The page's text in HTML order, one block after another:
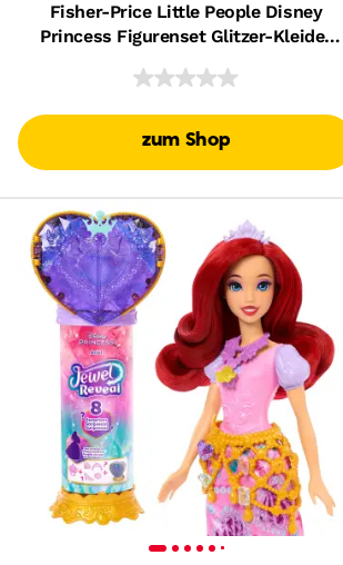
Fisher-Price Little People Disney
Princess Figurenset Glitzer-Kleider
zum Shop